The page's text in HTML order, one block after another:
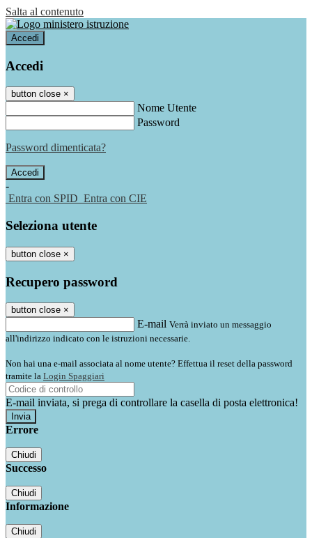
Salta al contenuto
Accedi
Accedi
button close ×
Nome Utente
Password
Password dimenticata?
-
Entra con SPID Entra con CIE
Seleziona utente
button close ×
Recupero password
button close ×
E-mail Verrà inviato un messaggio
all'indirizzo indicato con le istruzioni necessarie.
Non hai una e-mail associata al nome utente? Effettua il reset della password
tramite la Login Spaggiari
E-mail inviata, si prega di controllare la casella di posta elettronica!
Errore
Chiudi
Successo
Chiudi
Informazione
Chiudi